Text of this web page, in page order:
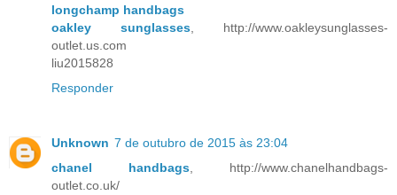
longchamp handbags
oakley sunglasses, http://www.oakleysunglasses-
outlet.us.com
liu2015828
Responder
Unknown 7 de outubro de 2015 às 23:04
chanel handbags, http://www.chanelhandbags-
outlet.co.uk/